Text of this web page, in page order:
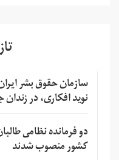
سازمان حقوق بشر
نوید افکاری، در
دو فرمانده نظامی
کشور منصوب شدند